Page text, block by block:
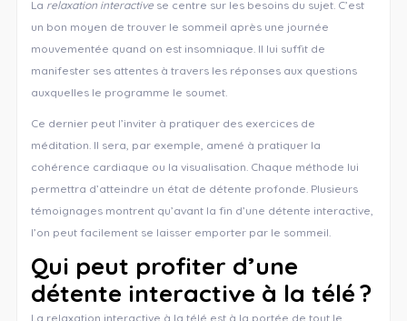
La relaxation interactivese centre sur les besoins du sujet. C’est
un bon moyen de trouver le sommeil après une journée
mouvementée quand on est insomniaque. Il lui suffit de
manifester ses attentes à travers les réponses aux questions
auxquelles le programme le soumet.
Ce dernier peut l’inviter à pratiquer des exercices de
méditation. Il sera, par exemple, amené à pratiquer la
cohérence cardiaque ou la visualisation. Chaque méthode lui
permettra d’atteindre un état de détente profonde. Plusieurs
témoignages montrent qu’avant la fin d’une détente interactive,
l’on peut facilement se laisser emporter par le sommeil.
Qui peut profiter d’une
détente interactive à la télé ?
La relaxation interactive à la télé est à la portée de tout le